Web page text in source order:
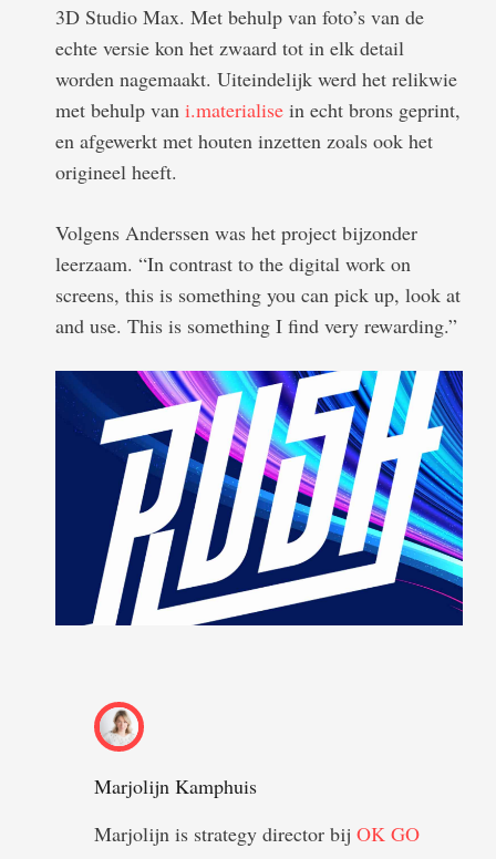
3D Studio Max. Met behulp van foto’s van de
echte versie kon het zwaard tot in elk detail
worden nagemaakt. Uiteindelijk werd het relikwie
met behulp van i.materialise in echt brons geprint,
en afgewerkt met houten inzetten zoals ook het
origineel heeft.
Volgens Anderssen was het project bijzonder
leerzaam. “In contrast to the digital work on
screens, this is something you can pick up, look at
and use. This is something I find very rewarding.”
Marjolijn Kamphuis
Marjolijn is strategy director bij OK GO